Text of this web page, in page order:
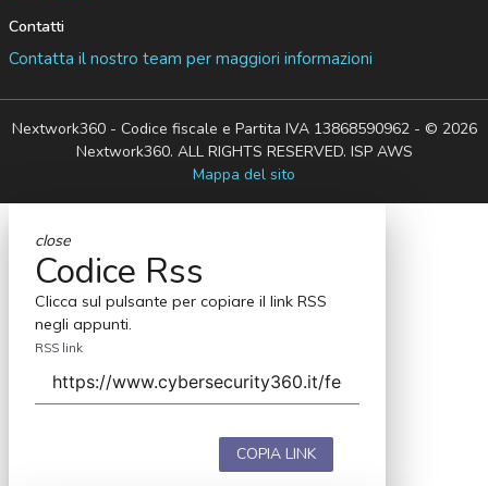
Contatti
Contatta il nostro team per maggiori informazioni
Nextwork360 - Codice fiscale e Partita IVA 13868590962 - © 2026
Nextwork360. ALL RIGHTS RESERVED. ISP AWS
Mappa del sito
close
Codice Rss
Clicca sul pulsante per copiare il link RSS
negli appunti.
RSS link
COPIA LINK